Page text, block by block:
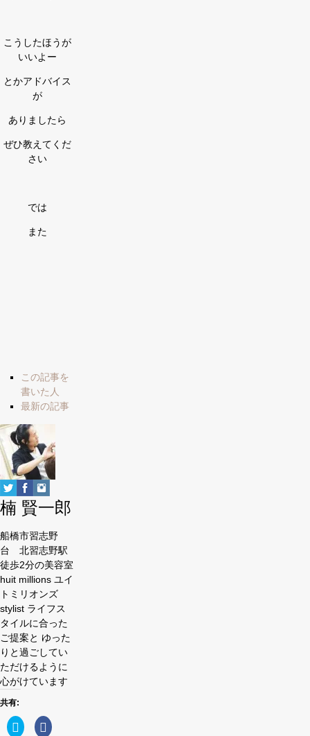
こうしたほうが
いいよー
とかアドバイス
が
ありましたら
ぜひ教えてくだ
さい
では
また
The
following
two
change
content
below.
この記事を
書いた人
最新の記事
楠 賢一郎
船橋市習志野
台 北習志野駅
徒歩2分の美容室
huit millions ユイ
トミリオンズ
stylist ライフス
タイルに合った
ご提案と ゆった
りと過ごしてい
ただけるように
心がけています
共有:
ク
リ
Facebook
で